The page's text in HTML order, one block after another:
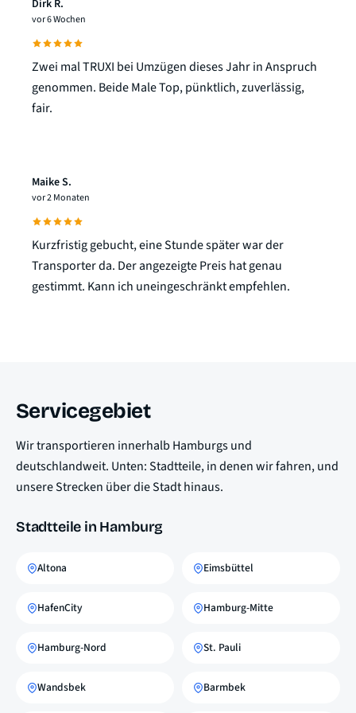
Dirk R.
vor 6 Wochen
Zwei mal TRUXI bei Umzügen dieses Jahr in Anspruch
genommen. Beide Male Top, pünktlich, zuverlässig,
fair.
Maike S.
vor 2 Monaten
Kurzfristig gebucht, eine Stunde später war der
Transporter da. Der angezeigte Preis hat genau
gestimmt. Kann ich uneingeschränkt empfehlen.
Servicegebiet
Wir transportieren innerhalb Hamburgs und
deutschlandweit. Unten: Stadtteile, in denen wir fahren, und
unsere Strecken über die Stadt hinaus.
Stadtteile in Hamburg
Altona Eimsbüttel
HafenCity Hamburg-Mitte
Hamburg-Nord St. Pauli
Wandsbek Barmbek